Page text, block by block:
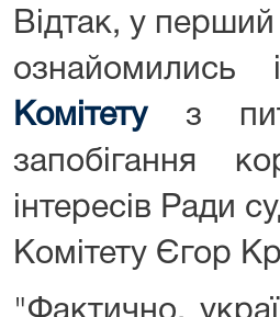
Відтак, у
Комітетуз
запобігання
інтересів Ради
Комітету Єгор